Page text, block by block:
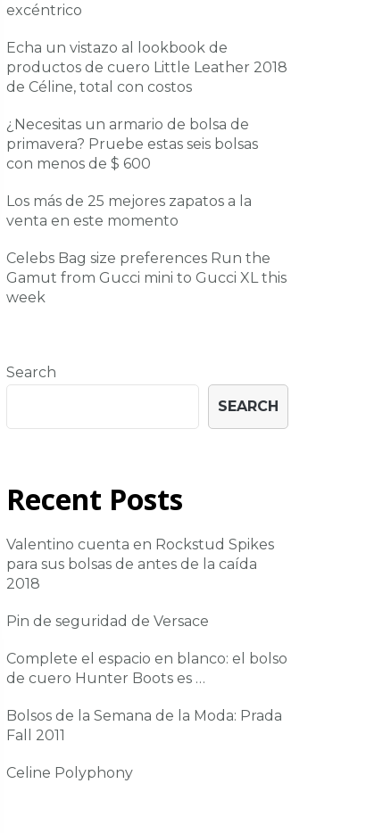
excéntrico
Echa un vistazo al lookbook de
productos de cuero Little Leather 2018
de Céline, total con costos
¿Necesitas un armario de bolsa de
primavera? Pruebe estas seis bolsas
con menos de $ 600
Los más de 25 mejores zapatos a la
venta en este momento
Celebs Bag size preferences Run the
Gamut from Gucci mini to Gucci XL this
week
Search
SEARCH
Recent Posts
Valentino cuenta en Rockstud Spikes
para sus bolsas de antes de la caída
2018
Pin de seguridad de Versace
Complete el espacio en blanco: el bolso
de cuero Hunter Boots es …
Bolsos de la Semana de la Moda: Prada
Fall 2011
Celine Polyphony